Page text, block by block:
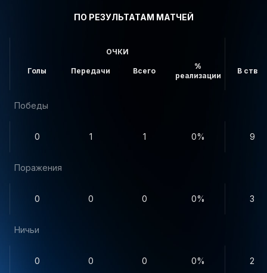
ПО РЕЗУЛЬТАТАМ МАТЧЕЙ
ОЧКИ
Голы Передачи Всего
%
реализации
В створ
Победы
0 1 1 0% 9
Поражения
0 0 0 0% 3
Ничьи
0 0 0 0% 2